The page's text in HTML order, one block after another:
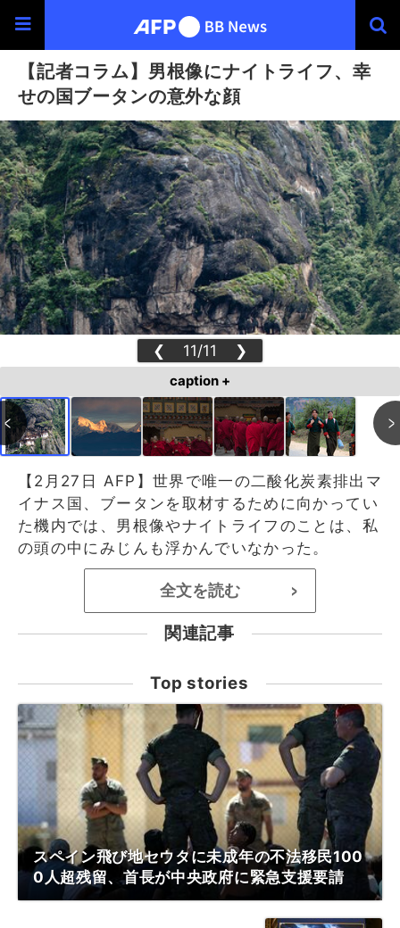
【記者コラム】男根像にナイトライフ、幸
せの国ブータンの意外な顔
❮ 11/11 ❯
caption +
【2月27日 AFP】世界で唯一の二酸化炭素排出マ
イナス国、ブータンを取材するために向かってい
た機内では、男根像やナイトライフのことは、私
の頭の中にみじんも浮かんでいなかった。
全文を読む >
関連記事
Top stories
スペイン飛び地セウタに未成年の不法移民100
0人超残留、首長が中央政府に緊急支援要請